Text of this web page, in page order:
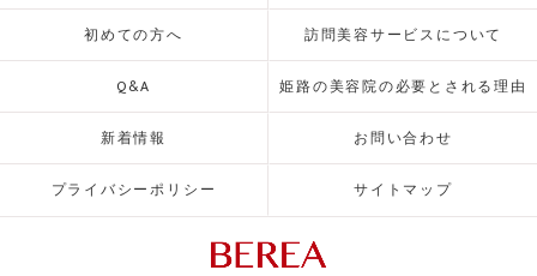
初めての方へ 訪問美容サービスについて
Q&A 姫路の美容院の必要とされる理由
新着情報 お問い合わせ
プライバシーポリシー サイトマップ